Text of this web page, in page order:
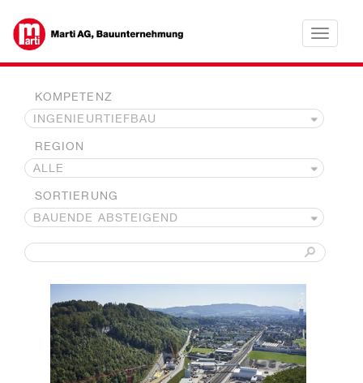
Toggle
KOMPETENZ
REGION
SORTIERUNG